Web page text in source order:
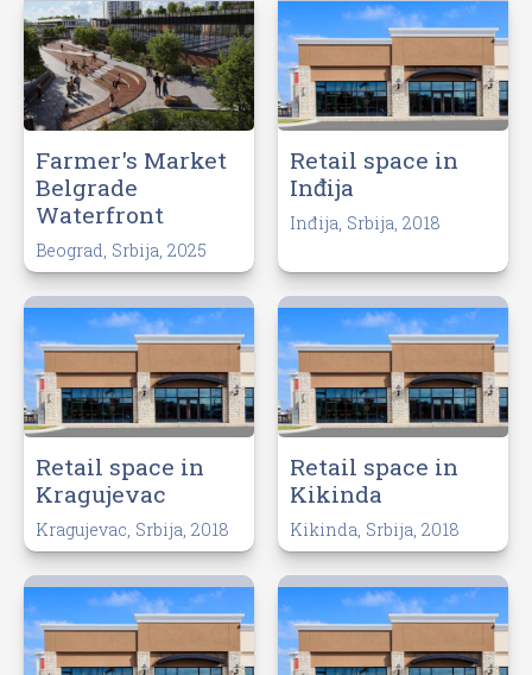
Farmer's Market
Belgrade
Waterfront
Beograd, Srbija, 2025
Retail space in
Inđija
Inđija, Srbija, 2018
Retail space in
Kragujevac
Kragujevac, Srbija, 2018
Retail space in
Kikinda
Kikinda, Srbija, 2018